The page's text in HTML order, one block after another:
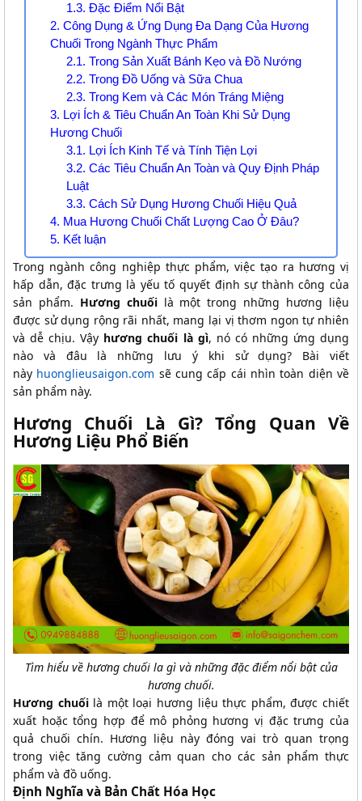
1.3. Đặc Điểm Nổi Bật
2. Công Dụng & Ứng Dụng Đa Dạng Của Hương
Chuối Trong Ngành Thực Phẩm
2.1. Trong Sản Xuất Bánh Kẹo và Đồ Nướng
2.2. Trong Đồ Uống và Sữa Chua
2.3. Trong Kem và Các Món Tráng Miệng
3. Lợi Ích & Tiêu Chuẩn An Toàn Khi Sử Dụng
Hương Chuối
3.1. Lợi Ích Kinh Tế và Tính Tiện Lợi
3.2. Các Tiêu Chuẩn An Toàn và Quy Định Pháp
Luật
3.3. Cách Sử Dụng Hương Chuối Hiệu Quả
4. Mua Hương Chuối Chất Lượng Cao Ở Đâu?
5. Kết luận
Trong ngành công nghiệp thực phẩm, việc tạo ra hương vị
hấp dẫn, đặc trưng là yếu tố quyết định sự thành công của
sản phẩm. Hương chuốilà một trong những hương liệu
được sử dụng rộng rãi nhất, mang lại vị thơm ngon tự nhiên
và dễ chịu. Vậy hương chuối là gì, nó có những ứng dụng
nào và đâu là những lưu ý khi sử dụng? Bài viết
này huonglieusaigon.com sẽ cung cấp cái nhìn toàn diện về
sản phẩm này.
Hương Chuối Là Gì? Tổng Quan Về
Hương Liệu Phổ Biến
Tìm hiểu về hương chuối la gì và những đặc điểm nổi bật của
hương chuối.
Hương chuốilà một loại hương liệu thực phẩm, được chiết
xuất hoặc tổng hợp để mô phỏng hương vị đặc trưng của
quả chuối chín. Hương liệu này đóng vai trò quan trọng
trong việc tăng cường cảm quan cho các sản phẩm thực
phẩm và đồ uống.
Định Nghĩa và Bản Chất Hóa Học